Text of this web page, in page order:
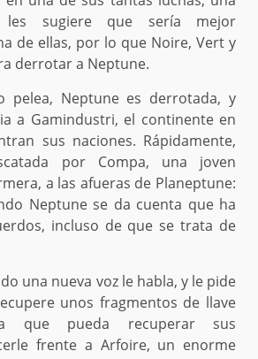
les sugiere que sería mejor
de ellas, por lo que Noire, Vert y
derrotar a Neptune.
pelea, Neptune es derrotada, y
a Gamindustri, el continente en
sus naciones. Rápidamente,
por Compa, una joven
a las afueras de Planeptune:
Neptune se da cuenta que ha
incluso de que se trata de
una nueva voz le habla, y le pide
unos fragmentos de llave
que pueda recuperar sus
frente a Arfoire, un enorme